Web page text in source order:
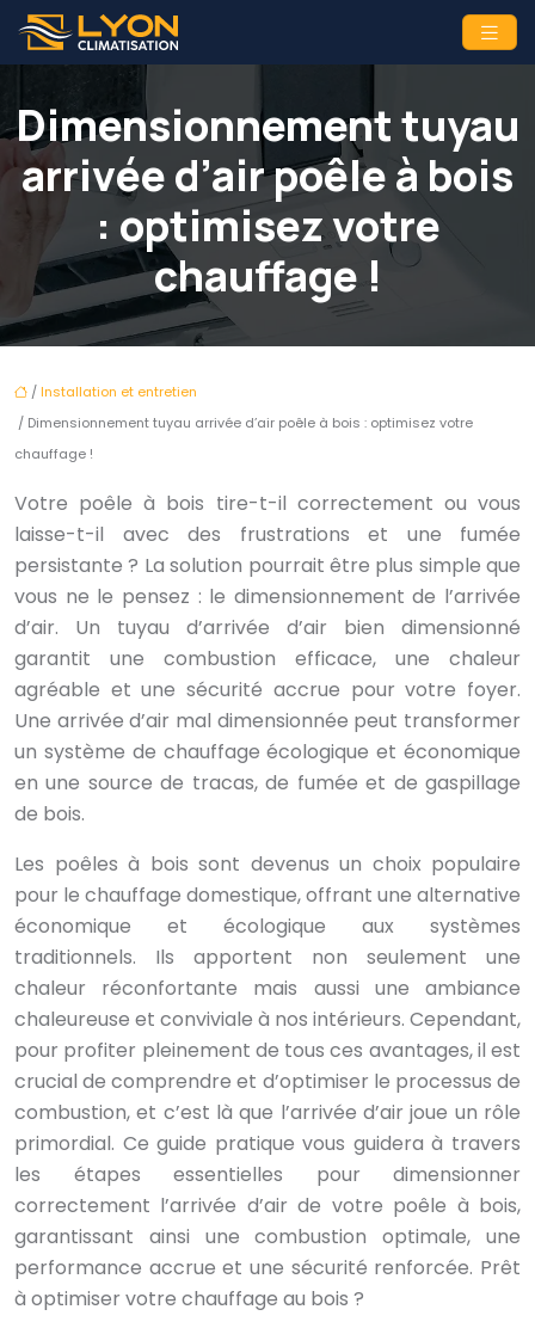
Dimensionnement tuyau
arrivée d’air poêle à bois
: optimisez votre
chauffage !
/ Installation et entretien
/ Dimensionnement tuyau arrivée d’air poêle à bois : optimisez votre
chauffage !
Votre poêle à bois tire-t-il correctement ou vous
laisse-t-il avec des frustrations et une fumée
persistante ? La solution pourrait être plus simple que
vous ne le pensez : le dimensionnement de l’arrivée
d’air. Un tuyau d’arrivée d’air bien dimensionné
garantit une combustion efficace, une chaleur
agréable et une sécurité accrue pour votre foyer.
Une arrivée d’air mal dimensionnée peut transformer
un système de chauffage écologique et économique
en une source de tracas, de fumée et de gaspillage
de bois.
Les poêles à bois sont devenus un choix populaire
pour le chauffage domestique, offrant une alternative
économique et écologique aux systèmes
traditionnels. Ils apportent non seulement une
chaleur réconfortante mais aussi une ambiance
chaleureuse et conviviale à nos intérieurs. Cependant,
pour profiter pleinement de tous ces avantages, il est
crucial de comprendre et d’optimiser le processus de
combustion, et c’est là que l’arrivée d’air joue un rôle
primordial. Ce guide pratique vous guidera à travers
les étapes essentielles pour dimensionner
correctement l’arrivée d’air de votre poêle à bois,
garantissant ainsi une combustion optimale, une
performance accrue et une sécurité renforcée. Prêt
à optimiser votre chauffage au bois ?